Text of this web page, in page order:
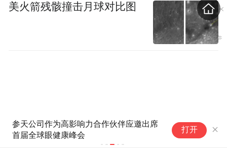
参天公司作为高影响力合作伙伴应邀出席
首届全球眼健康峰会
打开
美火箭残骸撞击月球对比图